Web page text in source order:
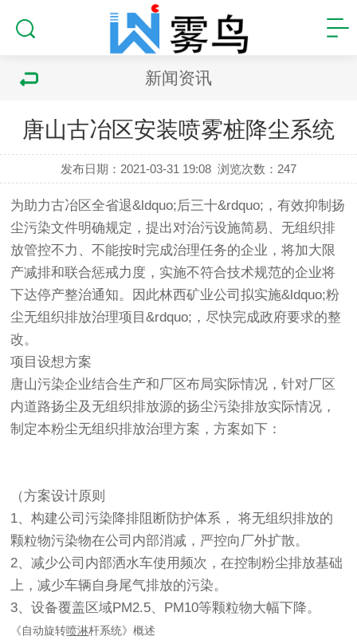
新闻资讯
唐山古冶区安装喷雾桩降尘系统
发布日期：2021-03-31 19:08 浏览次数： 247
为助力古冶区全省退&ldquo;后三十&rdquo;，有效抑制扬
尘污染文件明确规定，提出对治污设施简易、无组织排
放管控不力、不能按时完成治理任务的企业，将加大限
产减排和联合惩戒力度，实施不符合技术规范的企业将
下达停产整治通知。因此林西矿业公司拟实施&ldquo;粉
尘无组织排放治理项目&rdquo;，尽快完成政府要求的整
改。
项目设想方案
唐山污染企业结合生产和厂区布局实际情况，针对厂区
内道路扬尘及无组织排放源的扬尘污染排放实际情况，
制定本粉尘无组织排放治理方案，方案如下：
（方案设计原则
1、构建公司污染降排阻断防护体系， 将无组织排放的
颗粒物污染物在公司内部消减，严控向厂外扩散。
2、减少公司内部洒水车使用频次，在控制粉尘排放基础
上，减少车辆自身尾气排放的污染。
3、设备覆盖区域PM2.5、PM10等颗粒物大幅下降。
《自动旋转喷淋杆系统》概述